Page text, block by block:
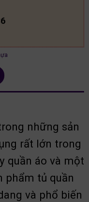
những sản
rất lớn trong
quần áo và một
phẩm tủ quần
và phổ biến